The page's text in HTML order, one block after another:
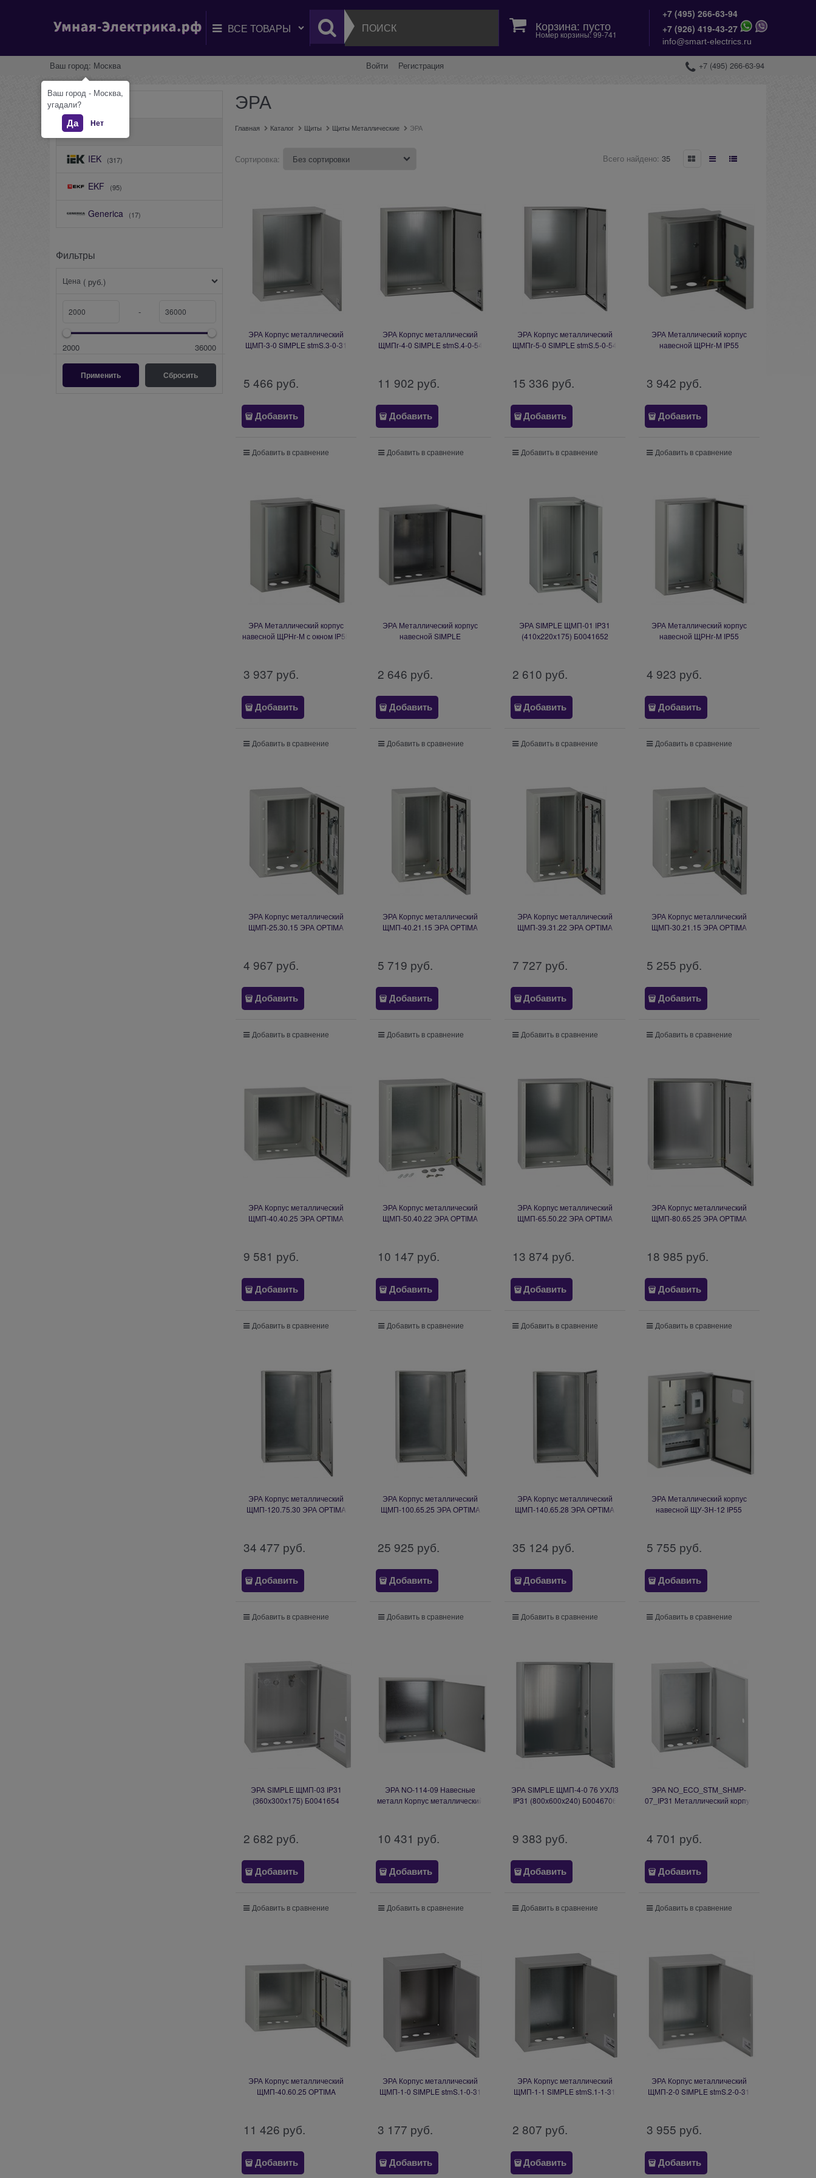
Корзина: пусто
Номер корзины: 99-741
+7 (495) 266-63-94
+7 (926) 419-43-27
info@smart-electrics.ru
Ваш город: Москва Войти Регистрация +7 (495) 266-63-94
IEK (317)
EKF (95)
Generica (17)
Фильтры
Цена ( руб.)
-
2000 36000
ЭРА
Главная Каталог Щиты Щиты Металлические ЭРА
Сортировка: Всего найдено: 35
ЭРА Корпус металлический
ЩМП-3-0 SIMPLE stmS.3-0-31
5 466 руб.
Добавить
Добавить в сравнение
ЭРА Корпус металлический
ЩМПг-4-0 SIMPLE stmS.4-0-54
11 902 руб.
Добавить
Добавить в сравнение
ЭРА Корпус металлический
ЩМПг-5-0 SIMPLE stmS.5-0-54
15 336 руб.
Добавить
Добавить в сравнение
ЭРА Металлический корпус
навесной ЩРНг-М IP55
3 942 руб.
Добавить
Добавить в сравнение
ЭРА Металлический корпус
навесной ЩРНг-М с окном IP55
3 937 руб.
Добавить
Добавить в сравнение
ЭРА Металлический корпус
навесной SIMPLE
2 646 руб.
Добавить
Добавить в сравнение
ЭРА SIMPLE ЩМП-01 IP31
(410х220х175) Б0041652
2 610 руб.
Добавить
Добавить в сравнение
ЭРА Металлический корпус
навесной ЩРНг-М IP55
4 923 руб.
Добавить
Добавить в сравнение
ЭРА Корпус металлический
ЩМП-25.30.15 ЭРА OPTIMA
4 967 руб.
Добавить
Добавить в сравнение
ЭРА Корпус металлический
ЩМП-40.21.15 ЭРА OPTIMA
5 719 руб.
Добавить
Добавить в сравнение
ЭРА Корпус металлический
ЩМП-39.31.22 ЭРА OPTIMA
7 727 руб.
Добавить
Добавить в сравнение
ЭРА Корпус металлический
ЩМП-30.21.15 ЭРА OPTIMA
5 255 руб.
Добавить
Добавить в сравнение
ЭРА Корпус металлический
ЩМП-40.40.25 ЭРА OPTIMA
9 581 руб.
Добавить
Добавить в сравнение
ЭРА Корпус металлический
ЩМП-50.40.22 ЭРА OPTIMA
10 147 руб.
Добавить
Добавить в сравнение
ЭРА Корпус металлический
ЩМП-65.50.22 ЭРА OPTIMA
13 874 руб.
Добавить
Добавить в сравнение
ЭРА Корпус металлический
ЩМП-80.65.25 ЭРА OPTIMA
18 985 руб.
Добавить
Добавить в сравнение
ЭРА Корпус металлический
ЩМП-120.75.30 ЭРА OPTIMA
34 477 руб.
Добавить
Добавить в сравнение
ЭРА Корпус металлический
ЩМП-100.65.25 ЭРА OPTIMA
25 925 руб.
Добавить
Добавить в сравнение
ЭРА Корпус металлический
ЩМП-140.65.28 ЭРА OPTIMA
35 124 руб.
Добавить
Добавить в сравнение
ЭРА Металлический корпус
навесной ЩУ-3Н-12 IP55
5 755 руб.
Добавить
Добавить в сравнение
ЭРА SIMPLE ЩМП-03 IP31
(360х300х175) Б0041654
2 682 руб.
Добавить
Добавить в сравнение
ЭРА NO-114-09 Навесные
металл Корпус металлический
10 431 руб.
Добавить
Добавить в сравнение
ЭРА SIMPLE ЩМП-4-0 76 УХЛ3
IP31 (800х600х240) Б0046706
9 383 руб.
Добавить
Добавить в сравнение
ЭРА NO_ECO_STM_SHMP-
07_IP31 Металлический корпус
4 701 руб.
Добавить
Добавить в сравнение
ЭРА Корпус металлический
ЩМП-40.60.25 OPTIMA
11 426 руб.
Добавить
ЭРА Корпус металлический
ЩМП-1-0 SIMPLE stmS.1-0-31
3 177 руб.
Добавить
ЭРА Корпус металлический
ЩМП-1-1 SIMPLE stmS.1-1-31
2 807 руб.
Добавить
ЭРА Корпус металлический
ЩМП-2-0 SIMPLE stmS.2-0-31
3 955 руб.
Добавить
Ваш город - Москва,
угадали?
Да Нет